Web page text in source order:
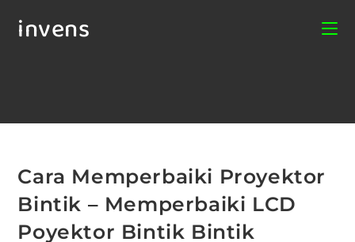
invens
Cara Memperbaiki Proyektor
Bintik – Memperbaiki LCD
Poyektor Bintik Bintik